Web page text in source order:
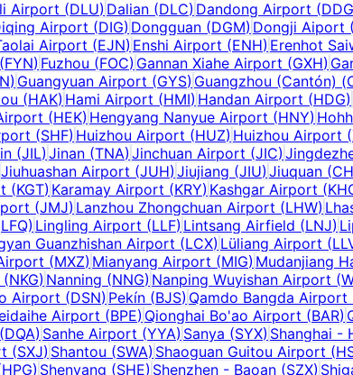
Airport (DLU) Dalian (DLC) Dandong Airport (DDG
Airport (DIG) Dongguan (DGM) Dongji Aiport (
Airport (EJN) Enshi Airport (ENH) Erenhot
(FYN) Fuzhou (FOC) Gannan Xiahe Airport (GXH)
) Guangyuan Airport (GYS) Guangzhou (Cantón) (
(HAK) Hami Airport (HMI) Handan Airport (HDG)
(HEK) Hengyang Nanyue Airport (HNY)
(SHF) Huizhou Airport (HUZ) Huizhou Airport (
(JIL) Jinan (TNA) Jinchuan Airport (JIC)
Jiuhuashan Airport (JUH) Jiujiang (JIU) Jiuquan (
(KGT) Karamay Airport (KRY) Kashgar Airport (
(JMJ) Lanzhou Zhongchuan Airport (LHW)
LFQ) Lingling Airport (LLF) Lintsang Airfield (LNJ)
Guanzhishan Airport (LCX) Lüliang Airport (
(MXZ) Mianyang Airport (MIG) Mudanjiang
(NKG) Nanning (NNG) Nanping Wuyishan Airport (
Airport (DSN) Pekín (BJS) Qamdo Bangda Airport
Airport (BPE) Qionghai Bo'ao Airport (BAR)
(DQA) Sanhe Airport (YYA) Sanya (SYX) Shanghai -
(SXJ) Shantou (SWA) Shaoguan Guitou Airport (
HPG) Shenyang (SHE) Shenzhen - Baoan (SZX)